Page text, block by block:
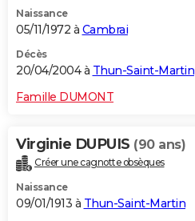
Naissance
05/11/1972 à Cambrai
Décès
20/04/2004 à Thun-Saint-Martin
Famille DUMONT
Virginie DUPUIS (90 ans)
Créer une cagnotte obsèques
Naissance
09/01/1913 à Thun-Saint-Martin